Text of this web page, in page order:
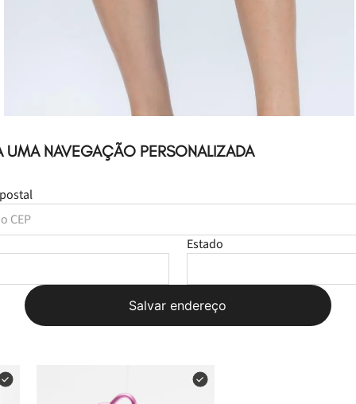
UMA NAVEGAÇÃO PERSONALIZADA
Estado
Salvar endereço